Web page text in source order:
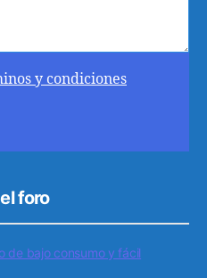
y condiciones
foro
de bajo consumo y fácil